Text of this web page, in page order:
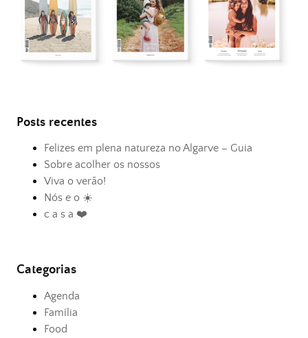
Posts recentes
Felizes em plena natureza no Algarve – Guia
Sobre acolher os nossos
Viva o verão!
Nós e o ☀️
c a s a ❤️
Categorias
Agenda
Família
Food